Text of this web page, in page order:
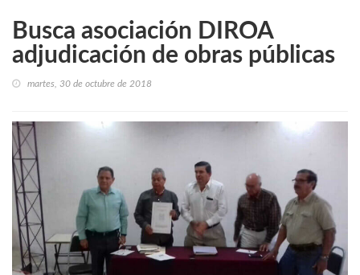
Busca asociación DIROA
adjudicación de obras públicas
martes, 30 de octubre de 2018